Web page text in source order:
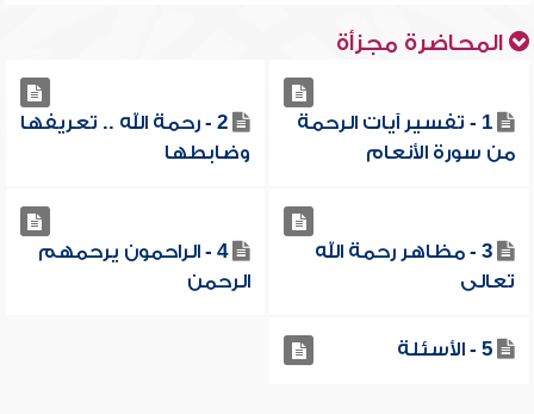
المحاضرة مجزأة
1 - تفسير آيات الرحمة
من سورة الأنعام
2 - رحمة الله .. تعريفها
وضابطها
3 - مظاهر رحمة الله
تعالى
4 - الراحمون يرحمهم
الرحمن
5 - الأسئلة